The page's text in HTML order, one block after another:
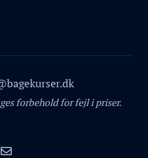
forbehold for fejl i priser.